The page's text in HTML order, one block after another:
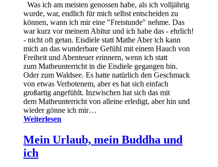
Was ich am meisten genossen habe, als ich volljährig
wurde, war, endlich für mich selbst entscheiden zu
können, wann ich mir eine "Freistunde" nehme. Das
war kurz vor meinem Abitur und ich habe das - ehrlich!
- nicht oft getan. Eisdiele statt Mathe Aber ich kann
mich an das wunderbare Gefühl mit einem Hauch von
Freiheit und Abenteuer erinnern, wenn ich statt
zum Matheunterricht in die Eisdiele gegangen bin.
Oder zum Waldsee. Es hatte natürlich den Geschmack
von etwas Verbotenem, aber es hat sich einfach
großartig angefühlt. Inzwischen hat sich das mit
dem Matheunterricht von alleine erledigt, aber hin und
wieder gönne ich mir…
Weiterlesen
Mein Urlaub, mein Buddha und
ich